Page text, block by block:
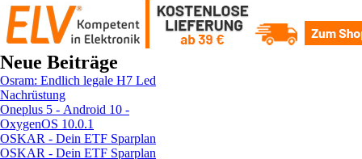
Neue Beiträge
Osram: Endlich legale H7 Led
Nachrüstung
Oneplus 5 - Android 10 -
OxygenOS 10.0.1
OSKAR - Dein ETF Sparplan
OSKAR - Dein ETF Sparplan